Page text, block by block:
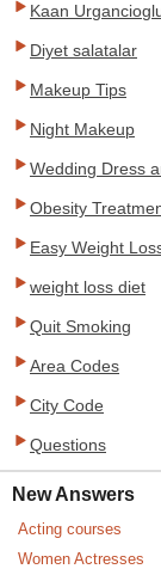
Kaan
Diyet salatalar
Makeup Tips
Night Makeup
Wedding Dress
Obesity
Easy Weight
weight loss diet
Quit Smoking
Area Codes
City Code
Questions
New Answers
Acting courses
Women Actresses